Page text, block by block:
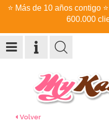
⭐ Más de 10 años contigo ⭐
600.000
Volver